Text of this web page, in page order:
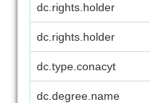
dc.rights.holder
dc.rights.holder
dc.type.conacyt
dc.degree.name